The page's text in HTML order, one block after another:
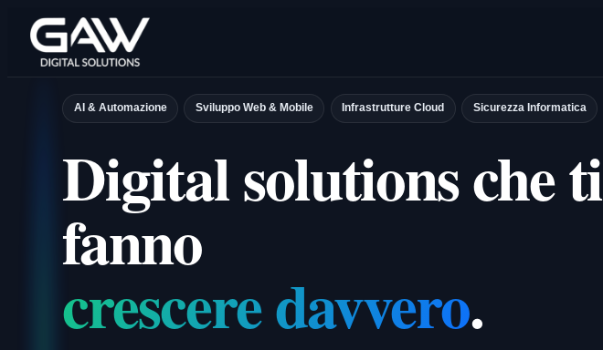
contenuto
AI & Automazione Sviluppo Web & Mobile Infrastrutture Cloud Sicurezza Informatica
Digital solutions che ti
fanno
crescere davvero.